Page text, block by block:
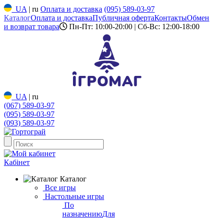
UA | ru Оплата и доставка (095) 589-03-97
КаталогОплата и доставкаПубличная офертаКонтактыОбмен
и возврат товара
Пн-Пт: 10:00-20:00 | Сб-Вс: 12:00-18:00
UA | ru
(067) 589-03-97
(095) 589-03-97
(093) 589-03-97
Кабінет
Каталог
Все игры
Настольные игры
По
назначениюДля